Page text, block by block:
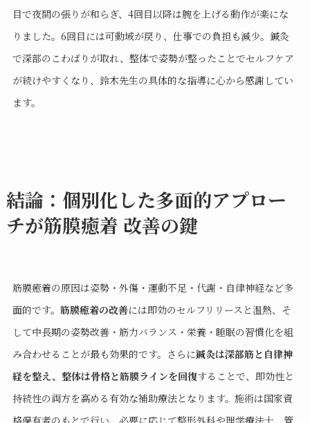
目で夜間の張りが和らぎ、4回目以降は腕を上げる動作が楽にな
りました。6回目には可動域が戻り、仕事での負担も減少。鍼灸
で深部のこわばりが取れ、整体で姿勢が整ったことでセルフケア
が続けやすくなり、鈴木先生の具体的な指導に心から感謝してい
ます。
結論：個別化した多面的アプロー
チが筋膜癒着 改善の鍵
筋膜癒着の原因は姿勢・外傷・運動不足・代謝・自律神経など多
面的です。 筋膜癒着の改善には即効のセルフリリースと温熱、そ
して中長期の姿勢改善・筋力バランス・栄養・睡眠の習慣化を組
み合わせることが最も効果的です。さらに鍼灸は深部筋と自律神
経を整え、整体は骨格と筋膜ラインを回復することで、即効性と
持続性の両方を高める有効な補助療法となります。施術は国家資
格保有者のもとで行い、必要に応じて整形外科や理学療法士、管